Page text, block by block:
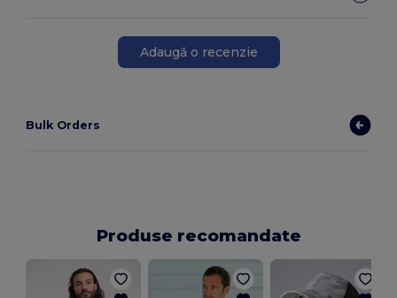
Adaugă o recenzie
Bulk Orders
Produse recomandate